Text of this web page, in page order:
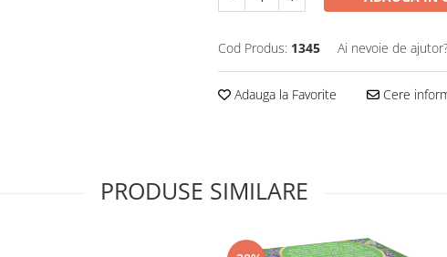
Cod Produs: 1345 Ai nevoie de
Adauga la Favorite Cere
PRODUSE SIMILARE